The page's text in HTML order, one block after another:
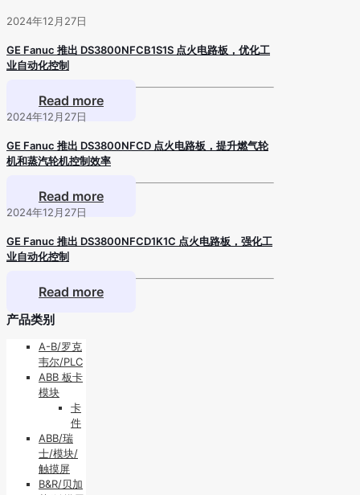
2024年12月27日
GE Fanuc 推出 DS3800NFCB1S1S 点火电路板，优化工
业自动化控制
Read more
2024年12月27日
GE Fanuc 推出 DS3800NFCD 点火电路板，提升燃气轮
机和蒸汽轮机控制效率
Read more
2024年12月27日
GE Fanuc 推出 DS3800NFCD1K1C 点火电路板，强化工
业自动化控制
Read more
产品类别
A-B/罗克
韦尔/PLC
ABB 板卡
模块
卡
件
ABB/瑞
士/模块/
触摸屏
B&R/贝加